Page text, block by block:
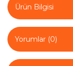
Ürün Bilgisi
Yorumlar (0)